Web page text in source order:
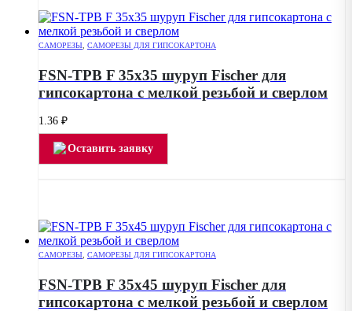
САМОРЕЗЫ САМОРЕЗЫ ДЛЯ ГИПСОКАРТОНА
FSN-TPB F 35х35 шуруп Fischer для
гипсокартона с мелкой резьбой и сверлом
1.36 ₽
Оставить заявку
САМОРЕЗЫ, САМОРЕЗЫ ДЛЯ ГИПСОКАРТОНА
FSN-TPB F 35х45 шуруп Fischer для
гипсокартона с мелкой резьбой и сверлом